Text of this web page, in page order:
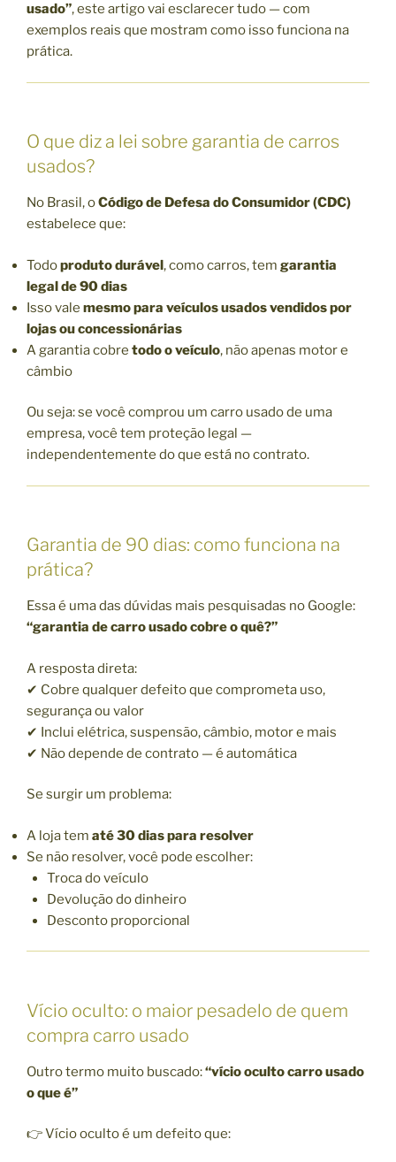
usado”, este artigo vai esclarecer tudo — com
exemplos reais que mostram como isso funciona na
prática.
O que diz a lei sobre garantia de carros
usados?
No Brasil, oCódigo de Defesa do Consumidor (CDC)
estabelece que:
Todoproduto durável, como carros, tem garantia
legal de 90 dias
Isso vale mesmo para veículos usados vendidos por
lojas ou concessionárias
A garantia cobre todo o veículo, não apenas motor e
câmbio
Ou seja: se você comprou um carro usado de uma
empresa, você tem proteção legal —
independentemente do que está no contrato.
Garantia de 90 dias: como funciona na
prática?
Essa é uma das dúvidas mais pesquisadas no Google:
“garantia de carro usado cobre o quê?”
A resposta direta:
✔ Cobre qualquer defeito que comprometa uso,
segurança ou valor
✔ Inclui elétrica, suspensão, câmbio, motor e mais
✔ Não depende de contrato — é automática
Se surgir um problema:
A loja tem até 30 dias para resolver
Se não resolver, você pode escolher:
Troca do veículo
Devolução do dinheiro
Desconto proporcional
Vício oculto: o maior pesadelo de quem
compra carro usado
Outro termo muito buscado:“vício oculto carro usado
o que é”
👉 Vício oculto é um defeito que: